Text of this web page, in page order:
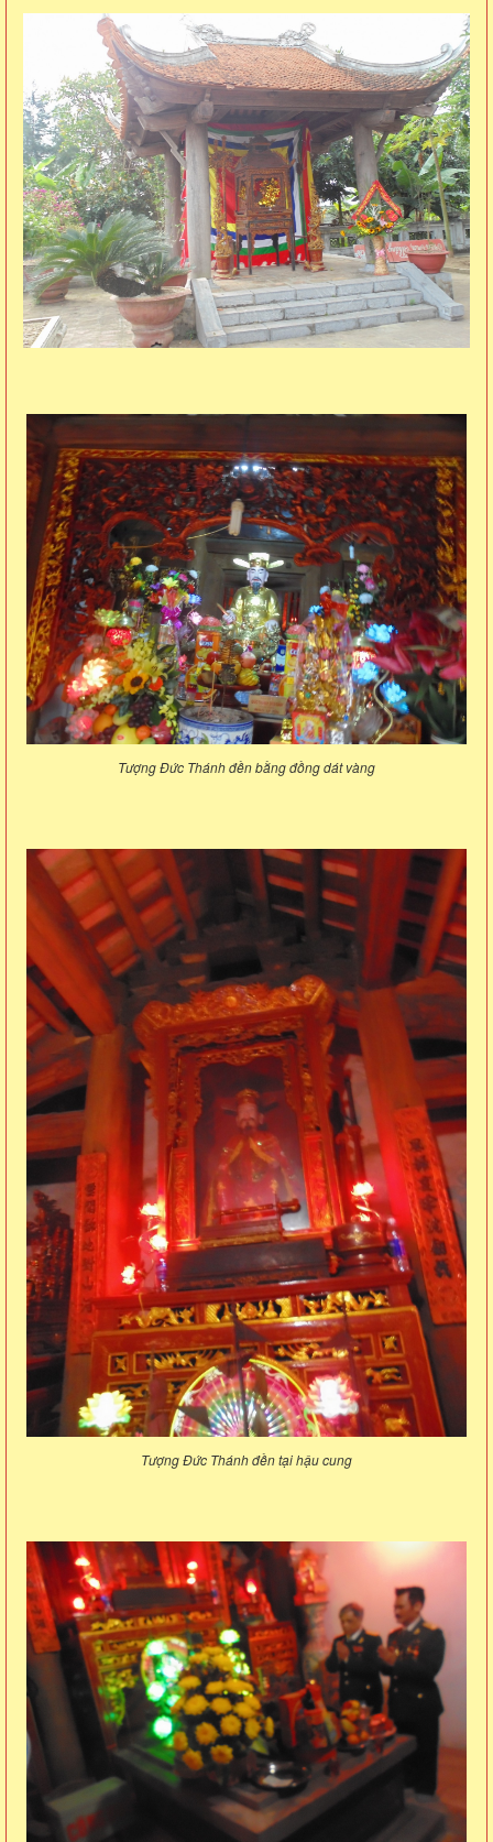
Tượng Đức Thánh đền bằng đồng dát vàng
Tượng Đức Thánh đền tại hậu cung